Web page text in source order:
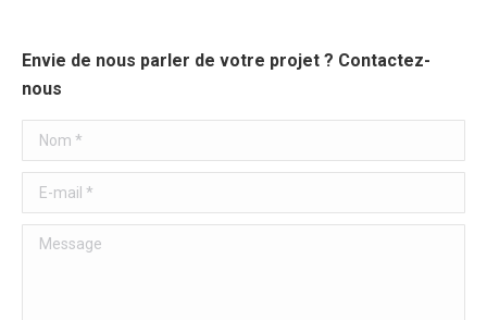
Envie de nous parler de votre projet ? Contactez-
nous
Nom *
E-mail *
Message